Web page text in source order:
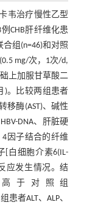
韦治疗慢性乙型
CHB肝纤维化患
组(n=46)和对照
mg/次，1次/d,
上加服甘草酸二
)。比较两组患者
移酶(AST)、碱性
DNA、肝脏硬
4因子结合的纤维
[白细胞介素6(IL-
应发生情况。结
于对照组
患者ALT、ALP、